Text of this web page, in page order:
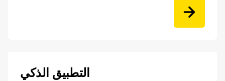
التطبيق الذكي